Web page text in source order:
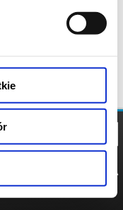
POLITYKA